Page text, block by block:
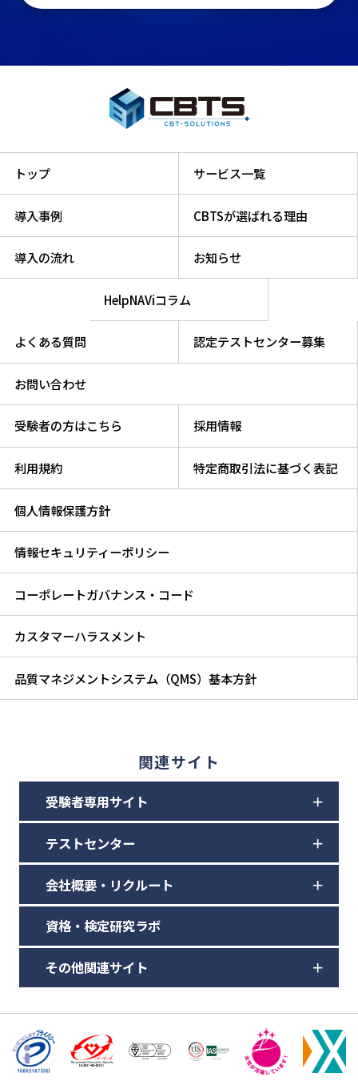
トップ サービス一覧
導入事例 CBTSが選ばれる理由
導入の流れ お知らせ
HelpNAViコラム
よくある質問 認定テストセンター募集
お問い合わせ
受験者の方はこちら 採用情報
利用規約 特定商取引法に基づく表記
個人情報保護方針
情報セキュリティーポリシー
コーポレートガバナンス・コード
カスタマーハラスメント
品質マネジメントシステム（QMS）基本方針
関連サイト
受験者専用サイト
テストセンター
会社概要・リクルート
資格・検定研究ラボ
その他関連サイト